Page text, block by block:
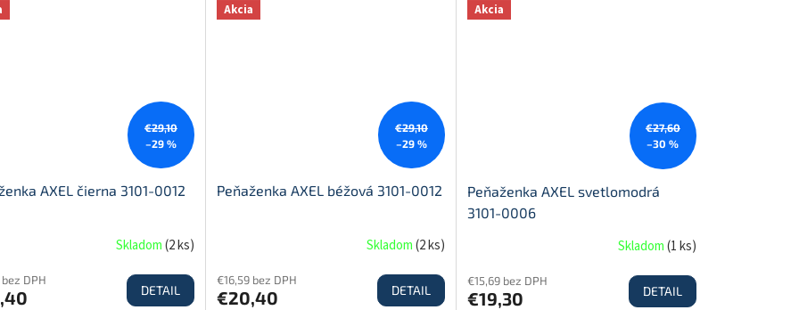
€29,10
–29 %
AXEL čierna 3101-0012
Skladom(2 ks)
DPH
DETAIL
Akcia
€29,10
–29 %
Peňaženka AXEL béžová 3101-0012
Skladom(2 ks)
€16,59 bez DPH
€20,40 DETAIL
Akcia
€27,60
–30 %
Peňaženka AXEL svetlomodrá
3101-0006
Skladom(1 ks)
€15,69 bez DPH
€19,30 DETAIL